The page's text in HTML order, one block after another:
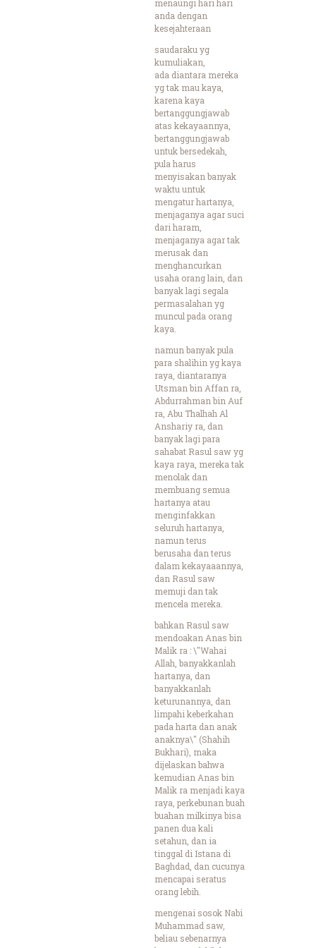
menaungi hari hari
anda dengan
kesejahteraan
saudaraku yg
kumuliakan,
ada diantara mereka
yg tak mau kaya,
karena kaya
bertanggungjawab
atas kekayaannya,
bertanggungjawab
untuk bersedekah,
pula harus
menyisakan banyak
waktu untuk
mengatur hartanya,
menjaganya agar suci
dari haram,
menjaganya agar tak
merusak dan
menghancurkan
usaha orang lain, dan
banyak lagi segala
permasalahan yg
muncul pada orang
kaya.
namun banyak pula
para shalihin yg kaya
raya, diantaranya
Utsman bin Affan ra,
Abdurrahman bin Auf
ra, Abu Thalhah Al
Anshariy ra, dan
banyak lagi para
sahabat Rasul saw yg
kaya raya, mereka tak
menolak dan
membuang semua
hartanya atau
menginfakkan
seluruh hartanya,
namun terus
berusaha dan terus
dalam kekayaaannya,
dan Rasul saw
memuji dan tak
mencela mereka.
bahkan Rasul saw
mendoakan Anas bin
Malik ra : \"Wahai
Allah, banyakkanlah
hartanya, dan
banyakkanlah
keturunannya, dan
limpahi keberkahan
pada harta dan anak
anaknya\" (Shahih
Bukhari), maka
dijelaskan bahwa
kemudian Anas bin
Malik ra menjadi kaya
raya, perkebunan buah
buahan milkinya bisa
panen dua kali
setahun, dan ia
tinggal di Istana di
Baghdad, dan cucunya
mencapai seratus
orang lebih.
mengenai sosok Nabi
Muhammad saw,
beliau sebenarnya